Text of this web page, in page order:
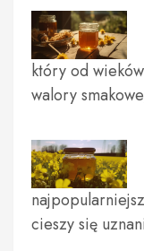
który od
walory
cieszy się